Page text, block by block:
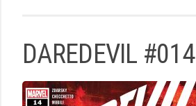
DAREDEVIL #014